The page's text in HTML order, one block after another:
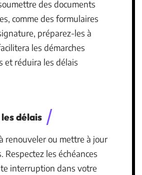
des documents
comme des formulaires
préparez-les à
les démarches
et réduira les délais
délais
renouveler ou mettre à jour
Respectez les échéances
interruption dans votre